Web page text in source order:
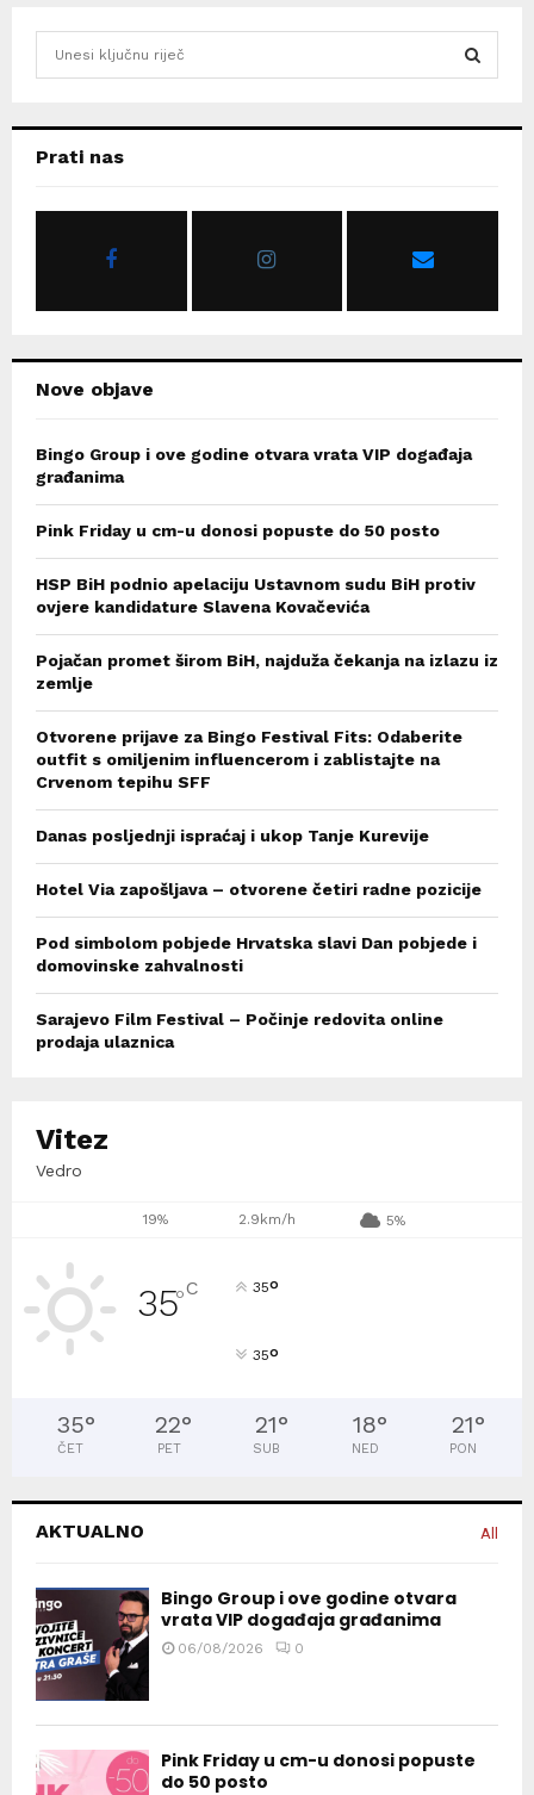
hPrati nas
Nove objave
Bingo Group i ove godine otvara vrata VIP događaja
građanima
Pink Friday u cm-u donosi popuste do 50 posto
HSP BiH podnio apelaciju Ustavnom sudu BiH protiv
ovjere kandidature Slavena Kovačevića
Pojačan promet širom BiH, najduža čekanja na izlazu iz
zemlje
Otvorene prijave za Bingo Festival Fits: Odaberite
outfit s omiljenim influencerom i zablistajte na
Crvenom tepihu SFF
Danas posljednji ispraćaj i ukop Tanje Kurevije
Hotel Via zapošljava – otvorene četiri radne pozicije
Pod simbolom pobjede Hrvatska slavi Dan pobjede i
domovinske zahvalnosti
Sarajevo Film Festival – Počinje redovita online
prodaja ulaznica
Vitez
Vedro
19% 2.9km/h 5%
35°C 35°
35°
35°
ČET
22°
PET
21°
SUB
18°
NED
21°
PON
AKTUALNO All
Bingo Group i ove godine otvara
vrata VIP događaja građanima
06/08/2026 0
Pink Friday u cm-u donosi popuste
do 50 posto